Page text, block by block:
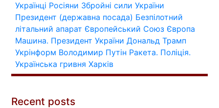
Українці Росіяни Збройні сили України
Президент (державна посада) Безпілотний
літальний апарат Європейський Союз Європа
Машина. Президент України Дональд Трамп
Укрінформ Володимир Путін Ракета. Поліція.
Українська гривня Харків
Recent posts